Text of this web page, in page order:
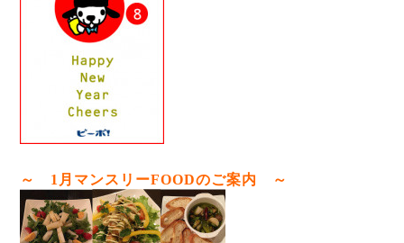
～ 1月マンスリーFOODのご案内 ～